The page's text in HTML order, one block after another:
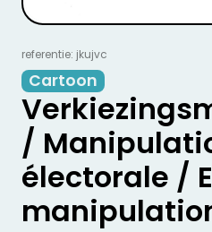
referentie: jkujvc
Cartoon
/
électorale /